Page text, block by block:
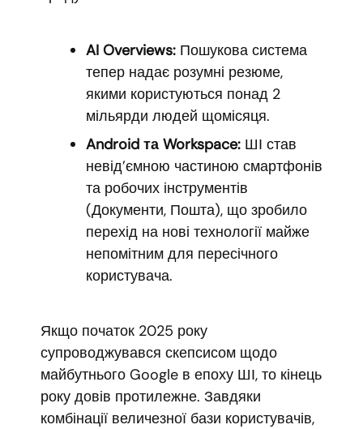
AI Overviews: Пошукова система
тепер надає розумні резюме,
якими користуються понад 2
мільярди людей щомісяця.
Android та Workspace: ШІ став
невід’ємною частиною смартфонів
та робочих інструментів
(Документи, Пошта), що зробило
перехід на нові технології майже
непомітним для пересічного
користувача.
Якщо початок 2025 року
супроводжувався скепсисом щодо
майбутнього Google в епоху ШІ, то кінець
року довів протилежне. Завдяки
комбінації величезної бази користувачів,